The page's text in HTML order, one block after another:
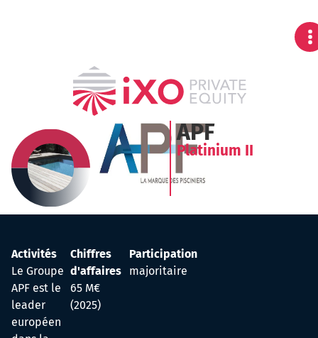
APF
Platinium II
Activités
Le Groupe
APF est le
leader
européen
Chiffres
d'affaires
65 M€
(2025)
Participation
majoritaire